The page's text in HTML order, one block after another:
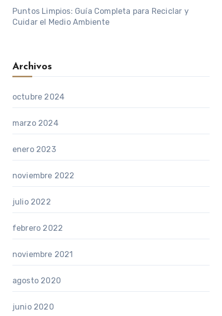
Puntos Limpios: Guía Completa para Reciclar y
Cuidar el Medio Ambiente
Archivos
octubre 2024
marzo 2024
enero 2023
noviembre 2022
julio 2022
febrero 2022
noviembre 2021
agosto 2020
junio 2020